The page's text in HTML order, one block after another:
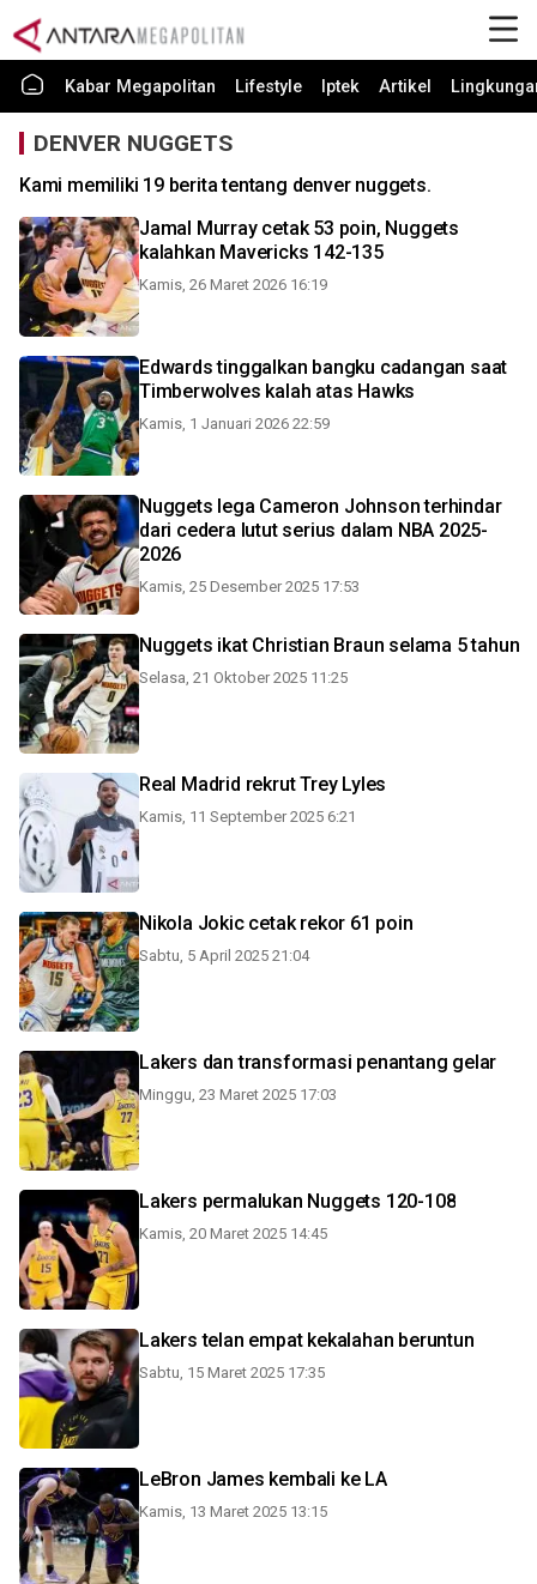
Kabar Megapolitan Lifestyle Iptek Artikel
DENVER NUGGETS
Kami memiliki 19 berita tentang denver nuggets.
Jamal Murray cetak 53 poin, Nuggets
kalahkan Mavericks 142-135
Kamis, 26 Maret 2026 16:19
Edwards tinggalkan bangku cadangan saat
Timberwolves kalah atas Hawks
Kamis, 1 Januari 2026 22:59
Nuggets lega Cameron Johnson terhindar
dari cedera lutut serius dalam NBA 2025-
2026
Kamis, 25 Desember 2025 17:53
Nuggets ikat Christian Braun selama 5 tahun
Selasa, 21 Oktober 2025 11:25
Real Madrid rekrut Trey Lyles
Kamis, 11 September 2025 6:21
Nikola Jokic cetak rekor 61 poin
Sabtu, 5 April 2025 21:04
Lakers dan transformasi penantang gelar
Minggu, 23 Maret 2025 17:03
Lakers permalukan Nuggets 120-108
Kamis, 20 Maret 2025 14:45
Lakers telan empat kekalahan beruntun
Sabtu, 15 Maret 2025 17:35
LeBron James kembali ke LA
Kamis, 13 Maret 2025 13:15